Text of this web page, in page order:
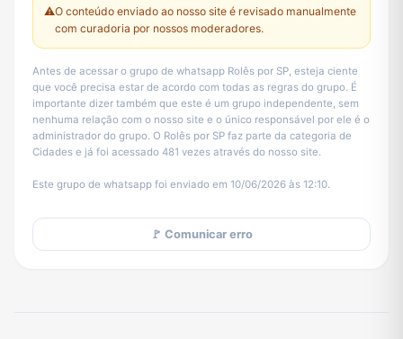
⚠️O conteúdo enviado ao nosso site é revisado manualmente
com curadoria por nossos moderadores.
Antes de acessar o grupo de whatsapp Rolês por SP, esteja ciente
que você precisa estar de acordo com todas as regras do grupo. É
importante dizer também que este é um grupo independente, sem
nenhuma relação com o nosso site e o único responsável por ele é o
administrador do grupo. O Rolês por SP faz parte da categoria de
Cidades e já foi acessado 481 vezes através do nosso site.
Este grupo de whatsapp foi enviado em 10/06/2026 às 12:10.
🚩 Comunicar erro